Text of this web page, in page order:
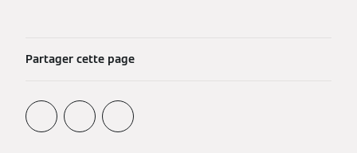
Partager cette page